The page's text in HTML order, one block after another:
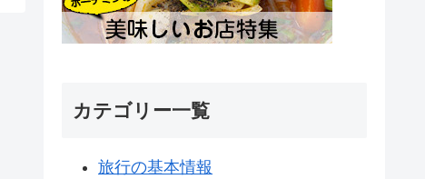
カテゴリー一覧
旅行の基本情報